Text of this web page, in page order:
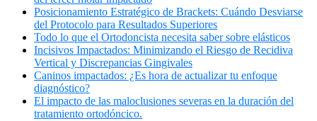
Posicionamiento Estratégico de Brackets: Cuándo Desviarse
del Protocolo para Resultados Superiores
Todo lo que el Ortodoncista necesita saber sobre elásticos
Incisivos Impactados: Minimizando el Riesgo de Recidiva
Vertical y Discrepancias Gingivales
Caninos impactados: ¿Es hora de actualizar tu enfoque
diagnóstico?
El impacto de las maloclusiones severas en la duración del
tratamiento ortodóncico.